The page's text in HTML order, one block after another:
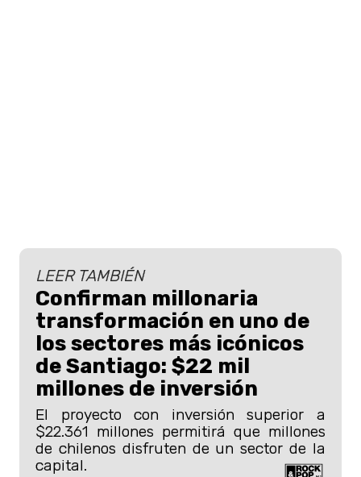
LEER TAMBIÉN
Confirman millonaria
transformación en uno de
los sectores más icónicos
de Santiago: $22 mil
millones de inversión
El proyecto con inversión superior a
$22.361 millones permitirá que millones
de chilenos disfruten de un sector de la
capital.